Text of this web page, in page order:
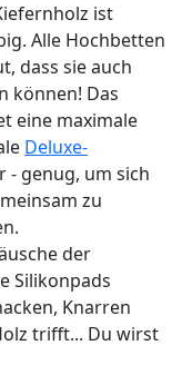
ist
Alle Hochbetten
dass sie auch
können! Das
eine maximale
Deluxe-
- genug, um sich
zu
der
Silikonpads
Knarren
trifft... Du wirst